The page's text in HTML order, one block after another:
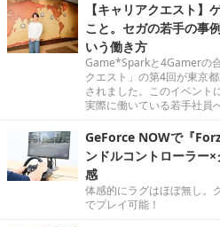
【キャリアクエスト】
こと。セガの若手の事
いう働き方
Game*Sparkと4Gamerの
クエスト」の第4回が東京
されました。このイベント
実際に働いている若手社員
GeForce NOWで『
ンドルコントローラー
感
体感的にラグはほぼ無し。
でプレイ可能！